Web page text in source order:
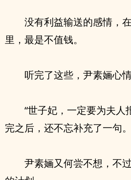
没有利益输送的感情，
里，最是不值钱。
听完了这些，尹素婳心情
“世子妃，一定要为夫
完之后，还不忘补充了一句。
尹素婳又何尝不想，不